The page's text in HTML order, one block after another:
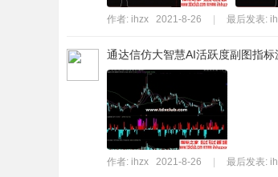
作者: ihzx 2021-8-26 最后发表:
通达信仿大智慧AI活跃度副图指标
作者: ihzx 2021-8-26 最后发表: